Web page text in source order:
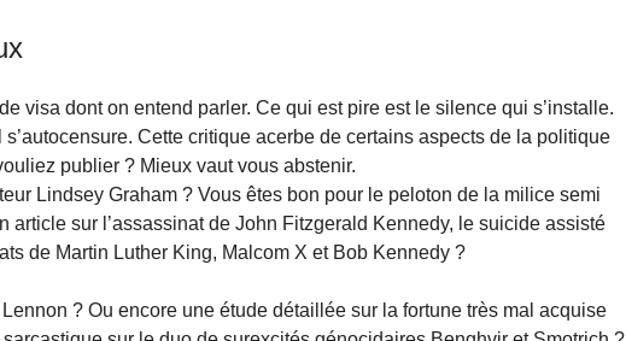
visa dont on entend parler. Ce qui est pire est le silence qui s’installe.
Cette critique acerbe de certains aspects de la politique
publier ? Mieux vaut vous abstenir.
Lindsey Graham ? Vous êtes bon pour le peloton de la milice semi
article sur l’assassinat de John Fitzgerald Kennedy, le suicide assisté
de Martin Luther King, Malcom X et Bob Kennedy ?
? Ou encore une étude détaillée sur la fortune très mal acquise